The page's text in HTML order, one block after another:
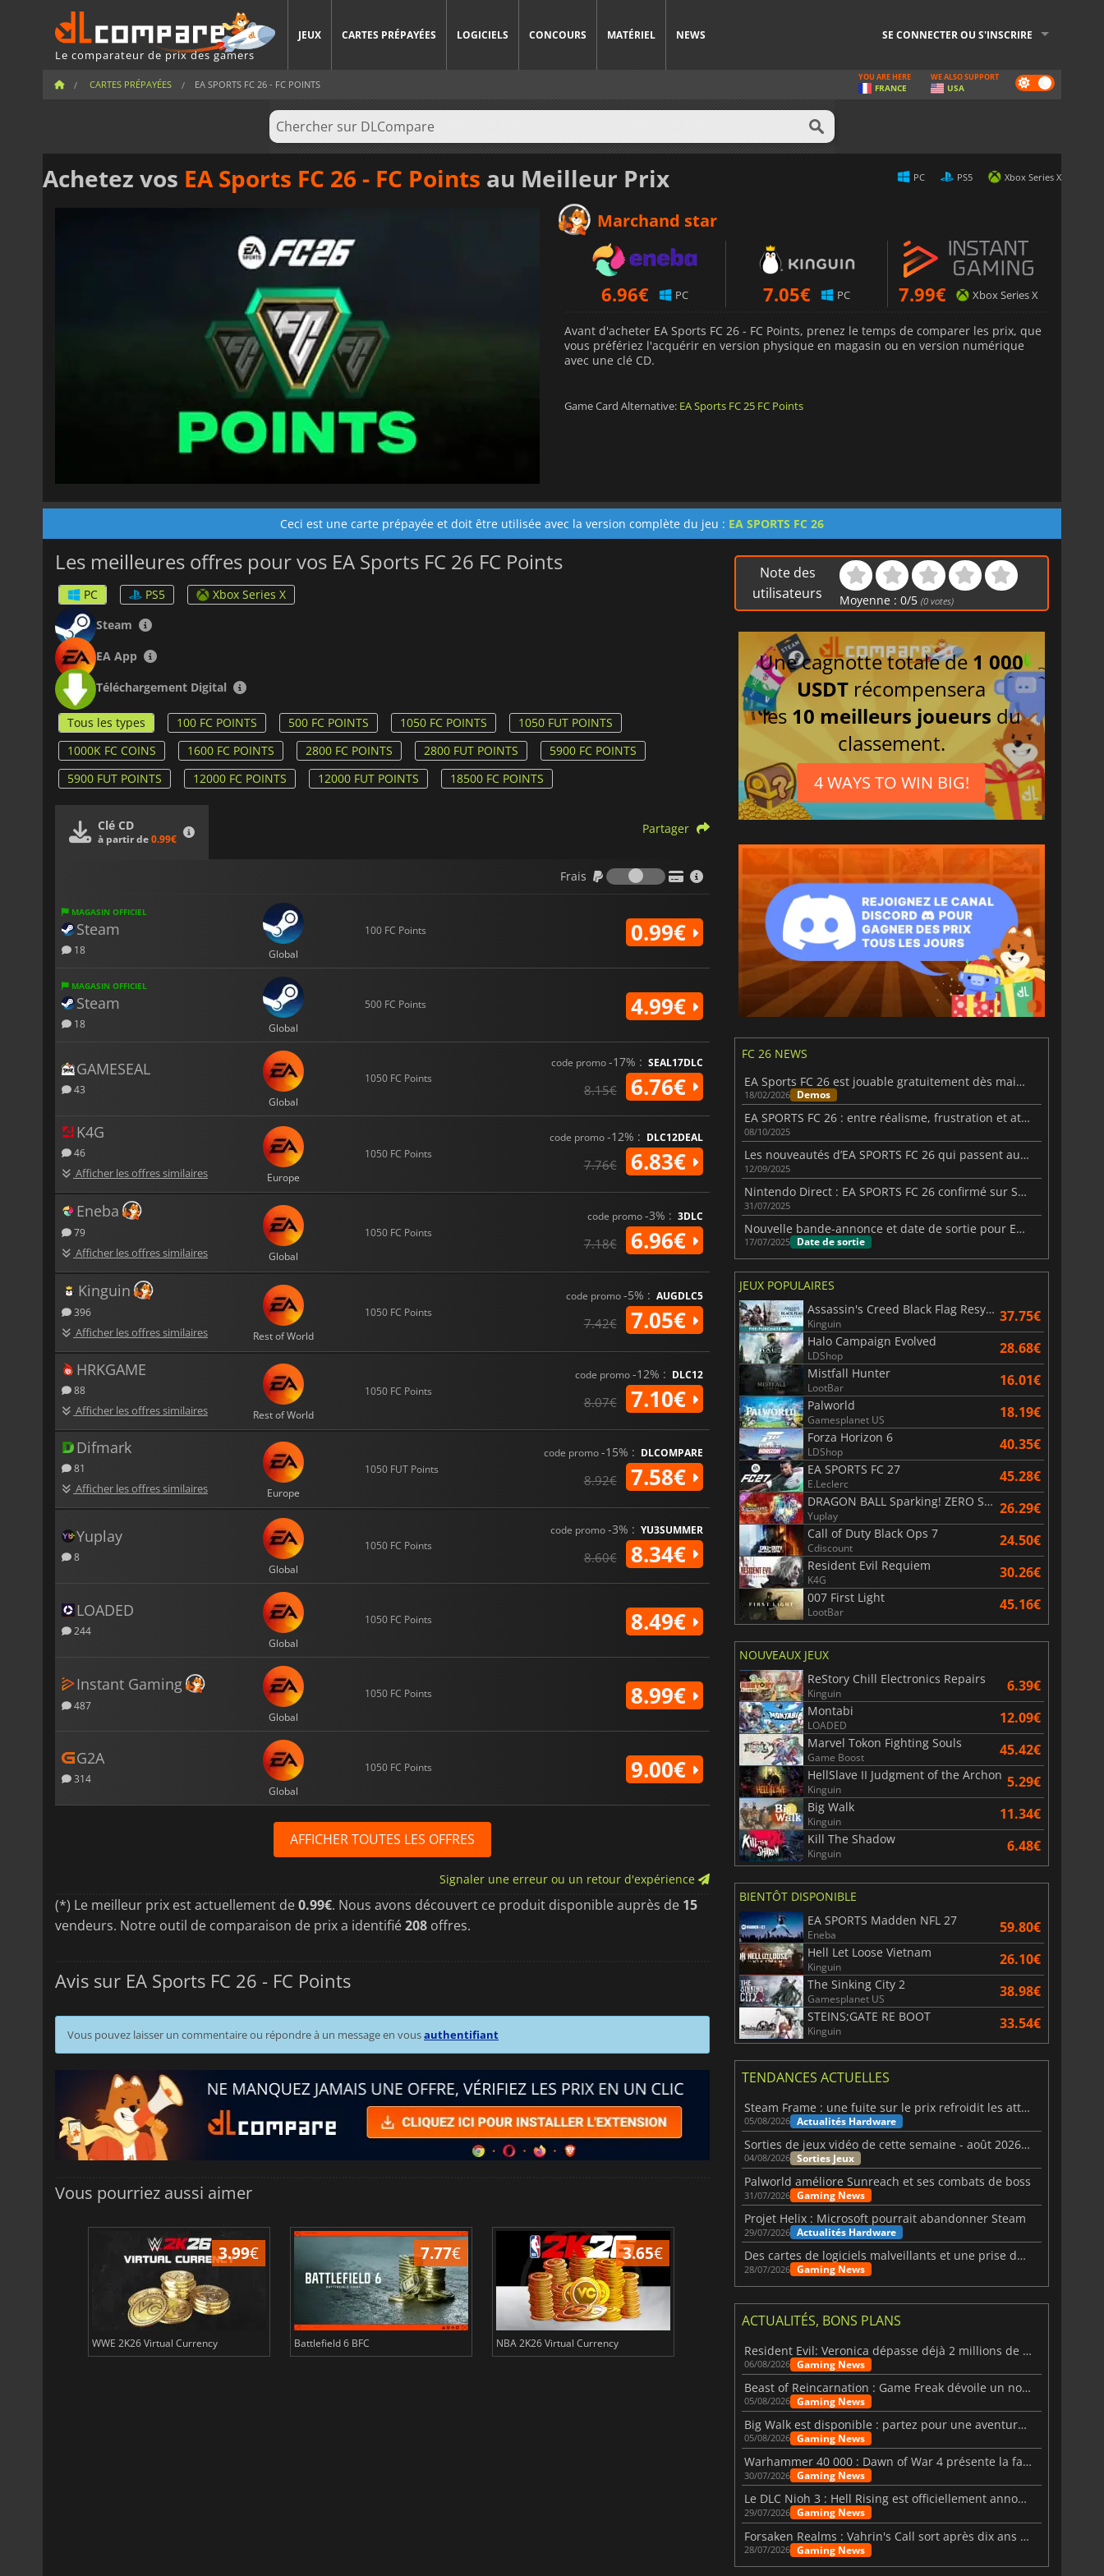
Le comparateur de prix des gamers
JEUX CARTES PRÉPAYÉES LOGICIELS CONCOURS MATÉRIEL NEWS SE CONNECTER OU S'INSCRIRE
CARTES PRÉPAYÉES EA SPORTS FC 26 - FC POINTS Dark
mode
YOU ARE HERE
FRANCE
WE ALSO SUPPORT
USA
Achetez vos EA Sports FC 26 - FC Points au Meilleur Prix PC PS5 Xbox Series X
Marchand star
6.96€ PC 7.05€ PC 7.99€ Xbox Series X
Avant d'acheter EA Sports FC 26 - FC Points, prenez le temps de comparer les prix, que
vous préfériez l'acquérir en version physique en magasin ou en version numérique
avec une clé CD.
Game Card Alternative: EA Sports FC 25 FC Points
Ceci est une carte prépayée et doit être utilisée avec la version complète du jeu : EA SPORTS FC 26
Les meilleures offres pour vos EA Sports FC 26 FC Points
PC PS5
Xbox Series X
Steam
EA App
Téléchargement Digital
Tous les types 100 FC POINTS 500 FC POINTS 1050 FC POINTS
1050 FUT POINTS
1000K FC COINS
1600 FC POINTS 2800 FC POINTS 2800 FUT POINTS
5900 FC POINTS
5900 FUT POINTS
12000 FC POINTS 12000 FUT POINTS 18500 FC POINTS
Clé CD
à partir de0.99€
Partager
Frais
Frais
MAGASIN OFFICIEL
Steam
18 Global
100 FC Points 0.99€
MAGASIN OFFICIEL
Steam
18 Global
500 FC Points 4.99€
GAMESEAL
43
Global
1050 FC Points
code promo-17% : SEAL17DLC
8.15€ 6.76€
K4G
46
Afficher les offres similaires Europe
1050 FC Points
code promo-12% : DLC12DEAL
7.76€ 6.83€
Eneba
79
Afficher les offres similaires Global
1050 FC Points
code promo-3% : 3DLC
7.18€ 6.96€
Kinguin
396
Afficher les offres similaires Rest of World
1050 FC Points
code promo-5% : AUGDLC5
7.42€ 7.05€
HRKGAME
88
Afficher les offres similaires Rest of World
1050 FC Points
code promo-12% : DLC12
8.07€ 7.10€
Difmark
81
Afficher les offres similaires Europe
1050 FUT Points
code promo-15% : DLCOMPARE
8.92€ 7.58€
Yuplay
8
Global
1050 FC Points
code promo-3% : YU3SUMMER
8.60€ 8.34€
LOADED
244
Global
1050 FC Points 8.49€
Instant Gaming
487
Global
1050 FC Points 8.99€
G2A
314
Global
1050 FC Points 9.00€
AFFICHER TOUTES LES OFFRES
Signaler une erreur ou un retour d'expérience
(*) Le meilleur prix est actuellement de0.99€. Nous avons découvert ce produit disponible auprès de 15
vendeurs. Notre outil de comparaison de prix a identifié208 offres.
Avis sur EA Sports FC 26 - FC Points
Vous pouvez laisser un commentaire ou répondre à un message en vousauthentifiant
Vous pourriez aussi aimer
3.99€
WWE 2K26 Virtual Currency
7.77€
Battlefield 6 BFC
3.65€
NBA 2K26 Virtual Currency
7.44€
Madden NFL 26 Points Call of Duty Black Ops 6 Points
Note des
utilisateurs
Moyenne :0/5 (0 votes)
Une cagnotte totale de 1 000
USDT récompensera
les 10 meilleurs joueurs du
classement.
4 WAYS TO WIN BIG!
FC 26 NEWS
EA Sports FC 26 est jouable gratuitement dès maintenant
18/02/2026 Demos
EA SPORTS FC 26 : entre réalisme, frustration et attentes élevées
08/10/2025
Les nouveautés d’EA SPORTS FC 26 qui passent au niveau supérieur
12/09/2025
Nintendo Direct : EA SPORTS FC 26 confirmé sur Switch 2
31/07/2025
Nouvelle bande-annonce et date de sortie pour EA SPORTS FC 26
17/07/2025 Date de sortie
JEUX POPULAIRES
Assassin's Creed Black Flag Resynced
Kinguin 37.75€
Halo Campaign Evolved
LDShop 28.68€
Mistfall Hunter
LootBar 16.01€
Palworld
Gamesplanet US 18.19€
Forza Horizon 6
LDShop 40.35€
EA SPORTS FC 27
E.Leclerc 45.28€
DRAGON BALL Sparking! ZERO Super Limit Breaking NEO
Yuplay 26.29€
Call of Duty Black Ops 7
Cdiscount 24.50€
Resident Evil Requiem
K4G 30.26€
007 First Light
LootBar 45.16€
NOUVEAUX JEUX
ReStory Chill Electronics Repairs
Kinguin 6.39€
Montabi
LOADED 12.09€
Marvel Tokon Fighting Souls
Game Boost 45.42€
HellSlave II Judgment of the Archon
Kinguin 5.29€
Big Walk
Kinguin 11.34€
Kill The Shadow
Kinguin 6.48€
BIENTÔT DISPONIBLE
EA SPORTS Madden NFL 27
Eneba 59.80€
Hell Let Loose Vietnam
Kinguin 26.10€
The Sinking City 2
Gamesplanet US 38.98€
STEINS;GATE RE BOOT
Kinguin 33.54€
TENDANCES ACTUELLES
Steam Frame : une fuite sur le prix refroidit les attentes VR
05/08/2026 Actualités Hardware
Sorties de jeux vidéo de cette semaine - août 2026 (semaine 32)
04/08/2026 Sorties Jeux
Palworld améliore Sunreach et ses combats de boss
31/07/2026 Gaming News
Projet Helix : Microsoft pourrait abandonner Steam
29/07/2026 Actualités Hardware
Des cartes de logiciels malveillants et une prise de contrôle de Discord ont touché Meccha Chameleon
28/07/2026 Gaming News
ACTUALITÉS, BONS PLANS
Resident Evil: Veronica dépasse déjà 2 millions de wishlists
06/08/2026 Gaming News
Beast of Reincarnation : Game Freak dévoile un nouveau pari
05/08/2026 Gaming News
Big Walk est disponible : partez pour une aventure entre amis
05/08/2026 Gaming News
Warhammer 40 000 : Dawn of War 4 présente la faction des Nécrons
30/07/2026 Gaming News
Le DLC Nioh 3 : Hell Rising est officiellement annoncé
29/07/2026 Gaming News
Forsaken Realms : Vahrin's Call sort après dix ans de développement
28/07/2026 Gaming News